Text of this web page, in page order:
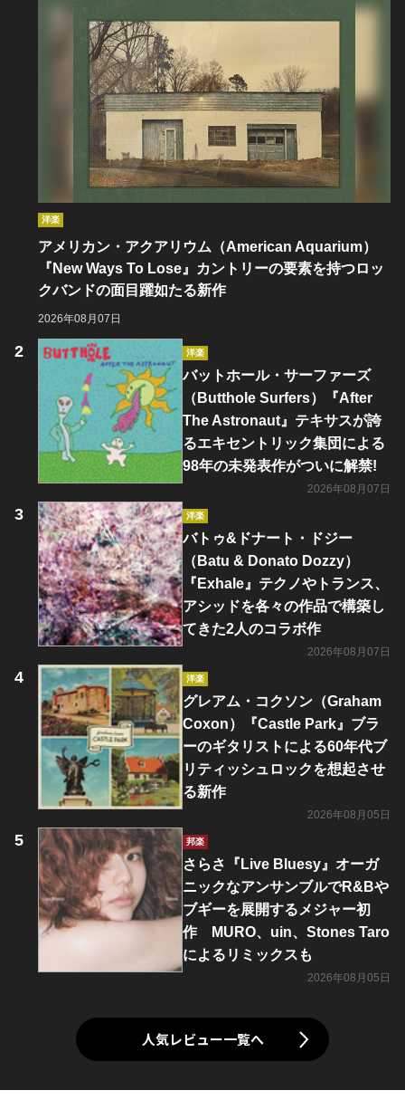
洋楽
アメリカン・アクアリウム（American Aquarium）
『New Ways To Lose』カントリーの要素を持つロッ
クバンドの面目躍如たる新作
2026年08月07日
洋楽
バットホール・サーファーズ
（Butthole Surfers）『After
The Astronaut』テキサスが誇
るエキセントリック集団による
98年の未発表作がついに解禁!
2026年08月07日
洋楽
バトゥ&ドナート・ドジー
（Batu & Donato Dozzy）
『Exhale』テクノやトランス、
アシッドを各々の作品で構築し
てきた2人のコラボ作
2026年08月07日
洋楽
グレアム・コクソン（Graham
Coxon）『Castle Park』ブラ
ーのギタリストによる60年代ブ
リティッシュロックを想起させ
る新作
2026年08月05日
邦楽
さらさ『Live Bluesy』オーガ
ニックなアンサンブルでR&Bや
ブギーを展開するメジャー初
作 MURO、uin、Stones Taro
によるリミックスも
2026年08月05日
人気レビュー一覧へ